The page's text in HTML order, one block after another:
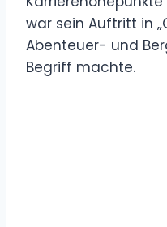
war sein Auftritt in
Abenteuer- und
Begriff machte.